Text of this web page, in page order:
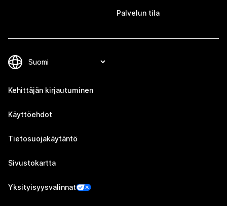
Palvelun tila
Kehittäjän kirjautuminen
Käyttöehdot
Tietosuojakäytäntö
Sivustokartta
Yksityisyysvalinnat